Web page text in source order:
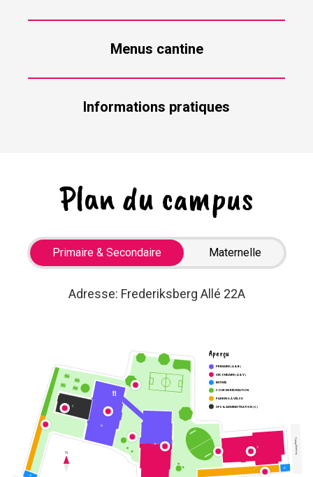
Menus cantine
Informations pratiques
Plan du campus
Primaire & Secondaire Maternelle
Adresse: Frederiksberg Allé 22A
C
B
A
V Værnedamsvej
N
Aperçu
SECONDAIRE (A & V)
PRIMAIRE (A & B)
ENTRÉE
COUR DE RÉCRÉATION
PARKING À VÉLOS
SFO & ADMINISTRATION (C)